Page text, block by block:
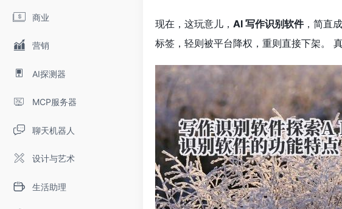
商业
营销
AI探测器
MCP服务器
聊天机器人
设计与艺术
生活助理
现在，这玩意儿， AI 写作识别软件，简直
标签，轻则被平台降权，重则直接下架。